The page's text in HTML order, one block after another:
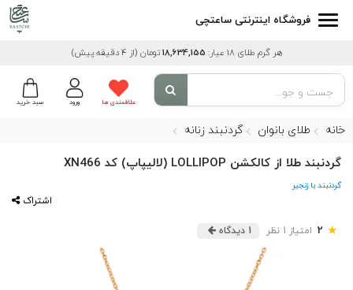
فروشگاه اینترنتی ساعتچی
هر گرم طلای 18 عیار: 18,634,155تومان (از 4 دقیقه پیش)
سبد خرید ورود علاقمندی ها
خانه طلای بانوان گردنبند زنانه
گردنبند طلا از کالکشن LOLLIPOP (لالیپاپ) کد XN466
گردنبند با زنجیر
اشتراک
★
2 امتیاز 1 نظر 1 دیدگاه